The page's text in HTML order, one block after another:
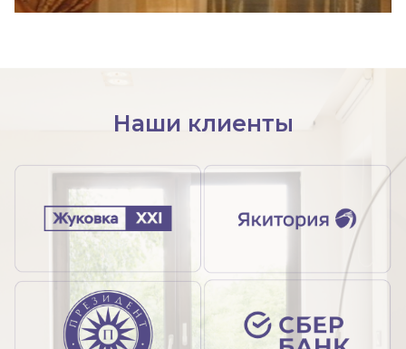
Наши клиенты